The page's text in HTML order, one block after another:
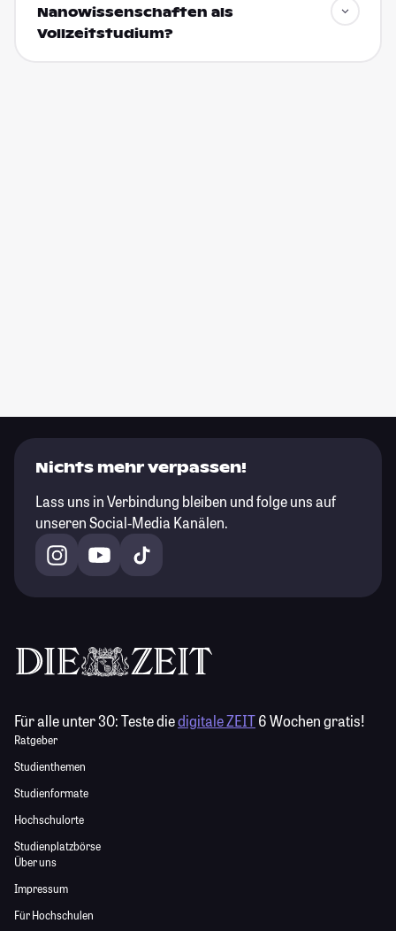
Nanowissenschaften als
Vollzeitstudium?
Nichts mehr verpassen!
Lass uns in Verbindung bleiben und folge uns auf
unseren Social-Media Kanälen.
Für alle unter 30:Teste diedigitale ZEIT6 Wochen gratis!
Ratgeber
Studienthemen
Studienformate
Hochschulorte
Studienplatzbörse
Über uns
Impressum
Für Hochschulen